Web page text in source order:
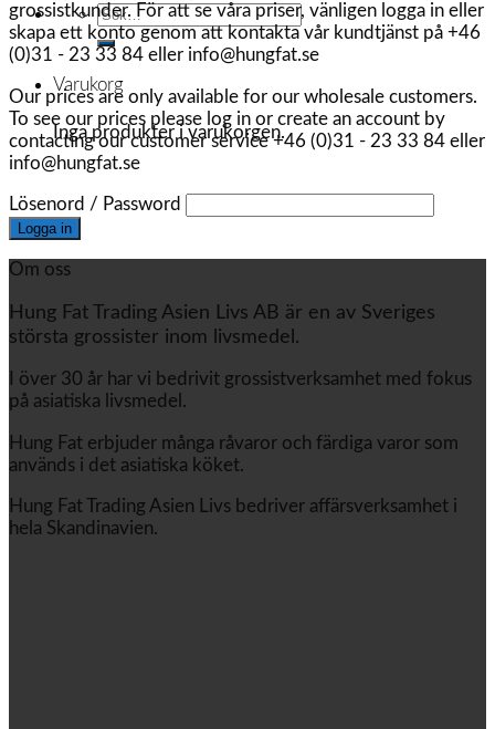
Sök
efter:
Varukorg
Inga produkter i varukorgen.
grossistkunder. För att se våra priser, vänligen logga in eller
skapa ett konto genom att kontakta vår kundtjänst på +46
(0)31 - 23 33 84 eller info@hungfat.se
Our prices are only available for our wholesale customers.
To see our prices please log in or create an account by
contacting our customer service +46 (0)31 - 23 33 84 eller
info@hungfat.se
Lösenord / Password
Om oss
Hung Fat Trading Asien Livs AB är en av Sveriges
största grossister inom livsmedel.
I över 30 år har vi bedrivit grossistverksamhet med fokus
på asiatiska livsmedel.
Hung Fat erbjuder många råvaror och färdiga varor som
används i det asiatiska köket.
Hung Fat Trading Asien Livs bedriver affärsverksamhet i
hela Skandinavien.